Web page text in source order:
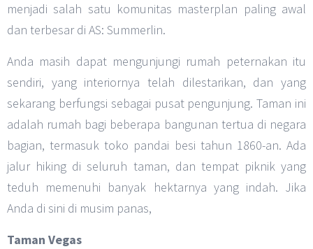
menjadi salah satu komunitas masterplan paling awal
dan terbesar di AS: Summerlin.
Anda masih dapat mengunjungi rumah peternakan itu
sendiri, yang interiornya telah dilestarikan, dan yang
sekarang berfungsi sebagai pusat pengunjung. Taman ini
adalah rumah bagi beberapa bangunan tertua di negara
bagian, termasuk toko pandai besi tahun 1860-an. Ada
jalur hiking di seluruh taman, dan tempat piknik yang
teduh memenuhi banyak hektarnya yang indah. Jika
Anda di sini di musim panas,
Taman Vegas